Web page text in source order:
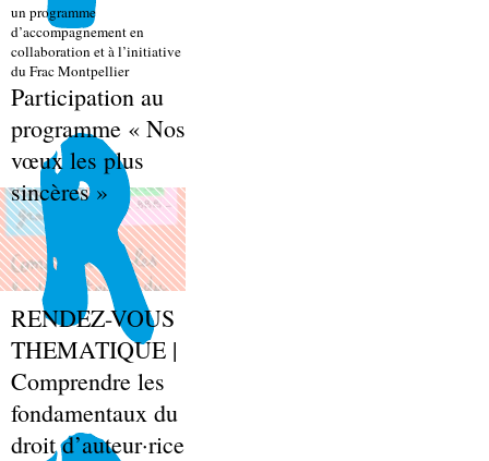
un programme
d’accompagnement en
collaboration et à l’initiative
du Frac Montpellier
Participation au
programme « Nos
vœux les plus
sincères »
RENDEZ-VOUS
THEMATIQUE |
Comprendre les
fondamentaux du
droit d’auteur·rice